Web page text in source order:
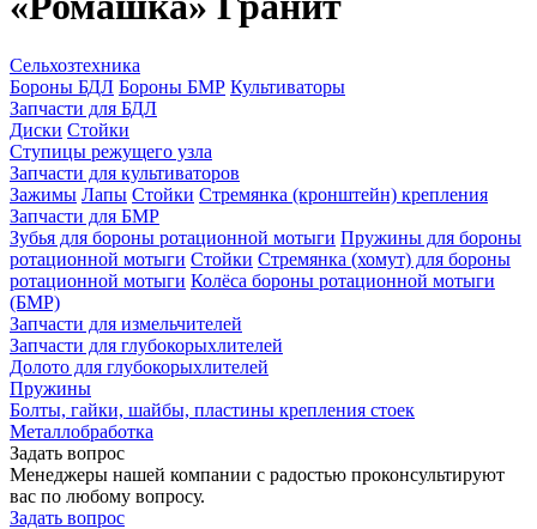
Сельхозтехника
Бороны БДЛ Бороны БМР Культиваторы
Запчасти для БДЛ
Диски Стойки
Ступицы режущего узла
Запчасти для культиваторов
Зажимы Лапы Стойки Стремянка (кронштейн) крепления
Запчасти для БМР
Зубья для бороны ротационной мотыги Пружины для бороны
ротационной мотыги Стойки Стремянка (хомут) для бороны
ротационной мотыги Колёса бороны ротационной мотыги
(БМР)
Запчасти для измельчителей
Запчасти для глубокорыхлителей
Долото для глубокорыхлителей
Пружины
Болты, гайки, шайбы, пластины крепления стоек
Металлобработка
Задать вопрос
Менеджеры нашей компании с радостью проконсультируют
вас по любому вопросу.
Задать вопрос